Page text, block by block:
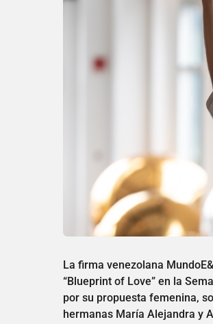
La firma venezolana
“Blueprint of Love” en la
por su propuesta femenina,
hermanas María Alejandra y